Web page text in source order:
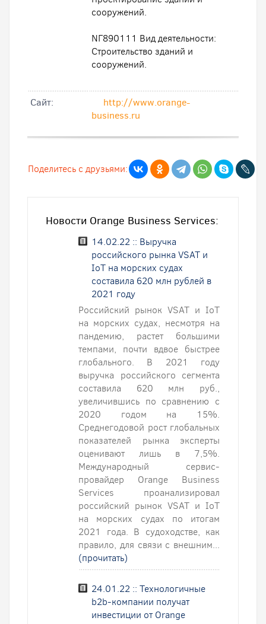
сооружений.
NГ890111 Вид деятельности:
Строительство зданий и
сооружений.
Cайт:
http://www.orange-
business.ru
Поделитесь с друзьями:
Новости Orange Business Services:
14.02.22 :: Выручка
российского рынка VSAT и
IoT на морских судах
составила 620 млн рублей в
2021 году
Российский рынок VSAT и IoT
на морских судах, несмотря на
пандемию, растет большими
темпами, почти вдвое быстрее
глобального. В 2021 году
выручка российского сегмента
составила 620 млн руб.,
увеличившись по сравнению с
2020 годом на 15%.
Среднегодовой рост глобальных
показателей рынка эксперты
оценивают лишь в 7,5%.
Международный сервис-
провайдер Orange Business
Services проанализировал
российский рынок VSAT и IoT
на морских судах по итогам
2021 года. В судоходстве, как
правило, для связи с внешним...
(прочитать)
24.01.22 :: Технологичные
b2b-компании получат
инвестиции от Orange